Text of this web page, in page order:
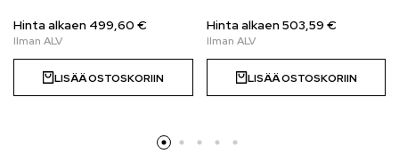
Hinta alkaen 499,60 €
LISÄÄ OSTOSKORIIN
Hinta alkaen503,59 €
LISÄÄ OSTOSKORIIN